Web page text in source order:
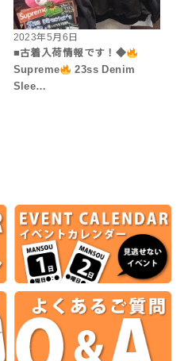
2023年5月6日
■古着入荷情報です！◆
Supreme
23ss Denim
Slee…